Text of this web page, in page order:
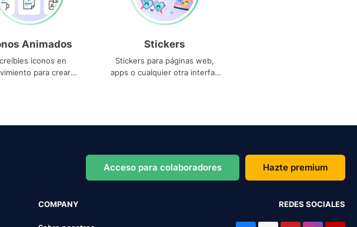
Animados
iconos en
para crear
Stickers
Stickers para páginas web,
apps o cualquier otra interfaz
Acceso para colaboradores Hazte premium
COMPANY REDES SOCIALES